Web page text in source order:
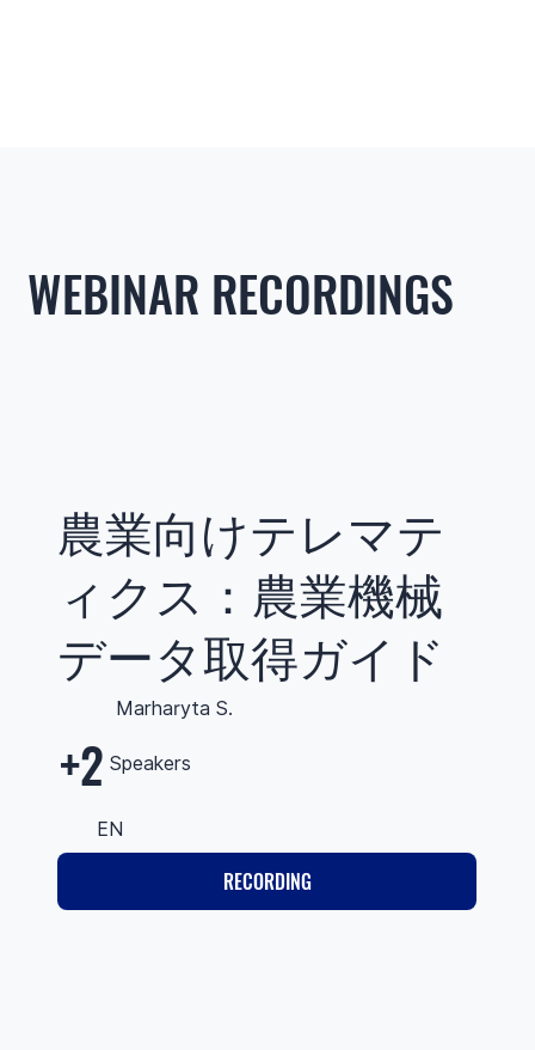
WEBINAR RECORDINGS
農業向けテレマテ
ィクス：農業機械
データ取得ガイド
Marharyta S.
+2 Speakers
EN
RECORDING